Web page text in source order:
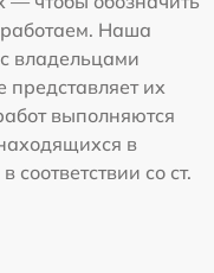
Наша
владельцами
их
выполняются
в
со ст.